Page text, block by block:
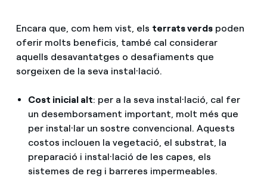
Encara que, com hem vist, els terrats verdspoden
oferir molts beneficis, també cal considerar
aquells desavantatges o desafiaments que
sorgeixen de la seva instal·lació.
Cost inicial alt: per a la seva instal·lació, cal fer
un desemborsament important, molt més que
per instal·lar un sostre convencional. Aquests
costos inclouen la vegetació, el substrat, la
preparació i instal·lació de les capes, els
sistemes de reg i barreres impermeables.